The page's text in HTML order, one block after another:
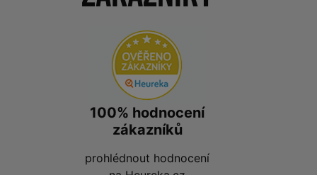
100% hodnocení
zákazníků
prohlédnout hodnocení